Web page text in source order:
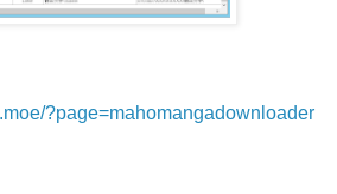
?page=mahomangadownloader